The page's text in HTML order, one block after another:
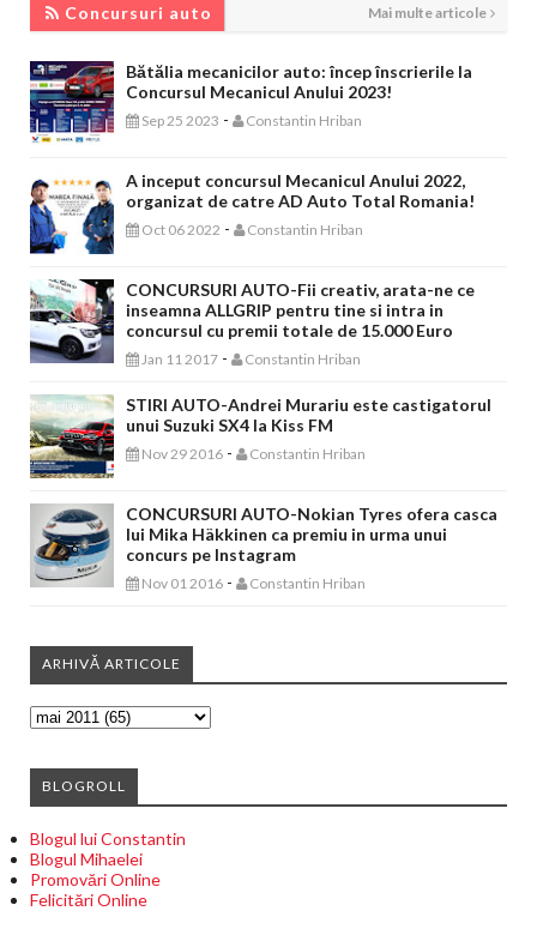
Concursuri auto Mai multe articole
Bătălia mecanicilor auto: încep înscrierile la
Concursul Mecanicul Anului 2023!
Sep 25 2023 - Constantin Hriban
A inceput concursul Mecanicul Anului 2022,
organizat de catre AD Auto Total Romania!
Oct 06 2022 - Constantin Hriban
CONCURSURI AUTO-Fii creativ, arata-ne ce
inseamna ALLGRIP pentru tine si intra in
concursul cu premii totale de 15.000 Euro
Jan 11 2017 - Constantin Hriban
STIRI AUTO-Andrei Murariu este castigatorul
unui Suzuki SX4 la Kiss FM
Nov 29 2016 - Constantin Hriban
CONCURSURI AUTO-Nokian Tyres ofera casca
lui Mika Häkkinen ca premiu in urma unui
concurs pe Instagram
Nov 01 2016 - Constantin Hriban
ARHIVĂ ARTICOLE
BLOGROLL
Blogul lui Constantin
Blogul Mihaelei
Promovări Online
Felicitări Online